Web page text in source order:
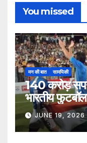
You missed
मन की बात सामयिकी
140 करोड़
भारतीय
JUNE 19, 2026